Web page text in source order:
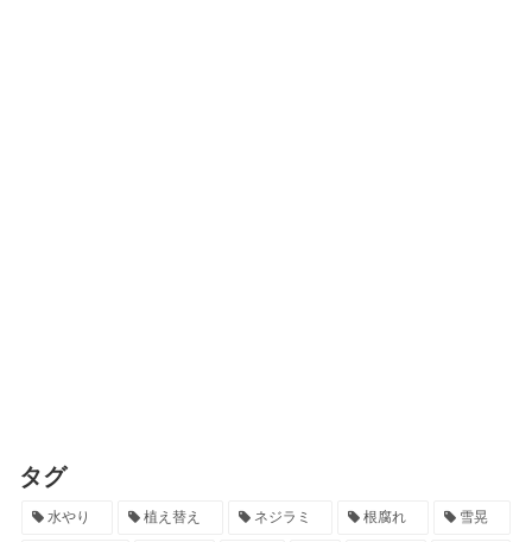
タグ
水やり 植え替え ネジラミ 根腐れ 雪晃